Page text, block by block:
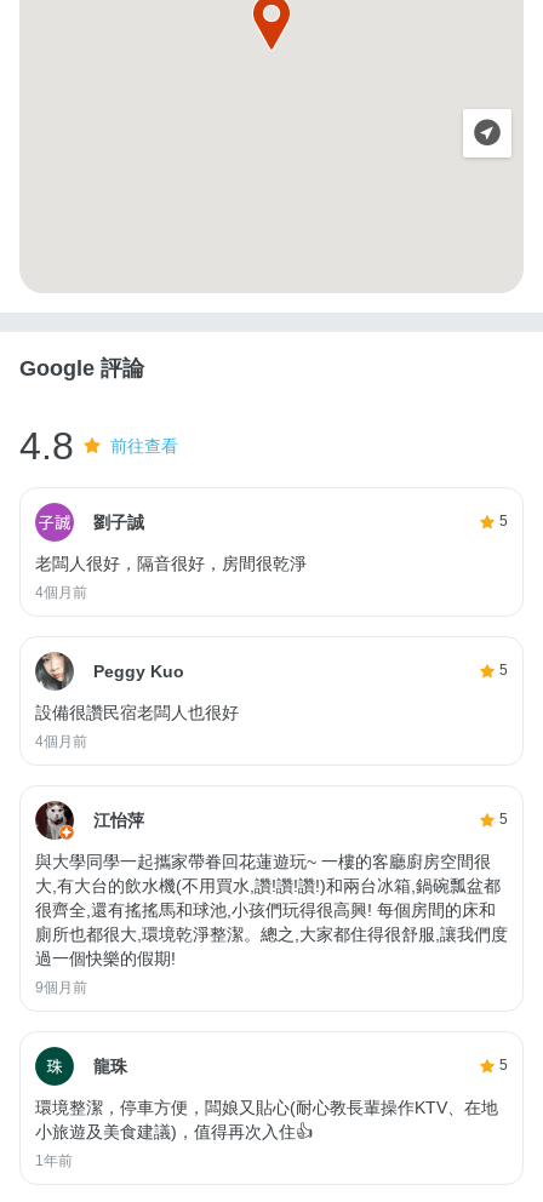
Google 評論
4.8 前往查看
劉子誠 5
老闆人很好，隔音很好，房間很乾淨
4個月前
Peggy Kuo 5
設備很讚民宿老闆人也很好
4個月前
江怡萍 5
與大學同學一起攜家帶眷回花蓮遊玩~ 一樓的客廳廚房空間很
大,有大台的飲水機(不用買水,讚!讚!讚!)和兩台冰箱,鍋碗瓢盆都
很齊全,還有搖搖馬和球池,小孩們玩得很高興! 每個房間的床和
廁所也都很大,環境乾淨整潔。總之,大家都住得很舒服,讓我們度
過一個快樂的假期!
9個月前
龍珠 5
環境整潔，停車方便，闆娘又貼心(耐心教長輩操作KTV、在地
小旅遊及美食建議)，值得再次入住👍
1年前